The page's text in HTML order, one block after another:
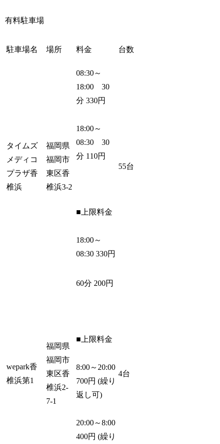
有料駐車場
駐車場名 場所 料金 台数
タイムズ
メディコ
プラザ香
椎浜
福岡県
福岡市
東区香
椎浜3-2
08:30～
18:00 30
分 330円
18:00～
08:30 30
分 110円
■上限料金
18:00～
08:30 330円
55台
wepark香
椎浜第1
福岡県
福岡市
東区香
椎浜2-
7-1
60分 200円
■上限料金
8:00～20:00
700円 (繰り
返し可)
20:00～8:00
400円 (繰り
4台